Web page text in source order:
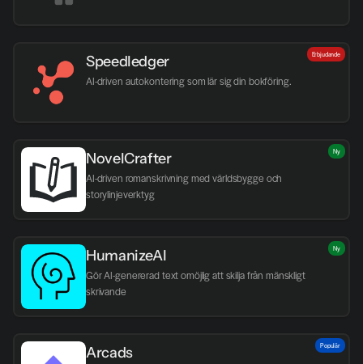
Speedledger
AI-driven autokontering som lär sig din bokföring.
Erbjudande
NovelCrafter
AI-driven romanskrivning med världsbygge och
storylinjeverktyg
Ny
HumanizeAI
Gör AI-genererad text omöjlig att skilja från mänskligt
skrivande
Ny
Arcads Populär